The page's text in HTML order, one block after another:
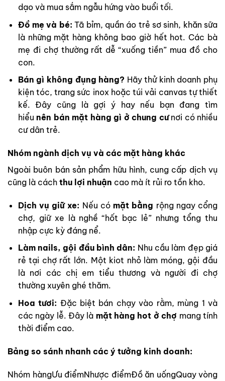
dạo và mua sắm ngẫu hứng vào buổi tối.
Đồ mẹ và bé: Tã bỉm, quần áo trẻ sơ sinh, khăn sữa
là những mặt hàng không bao giờ hết hot. Các bà
mẹ đi chợ thường rất dễ “xuống tiền” mua đồ cho
con.
Bán gì không đụng hàng? Hãy thử kinh doanh phụ
kiện tóc, trang sức inox hoặc túi vải canvas tự thiết
kế. Đây cũng là gợi ý hay nếu bạn đang tìm
hiểu nên bán mặt hàng gì ở chung cưnơi có nhiều
cư dân trẻ.
Nhóm ngành dịch vụ và các mặt hàng khác
Ngoài buôn bán sản phẩm hữu hình, cung cấp dịch vụ
cũng là cách thu lợi nhuận cao mà ít rủi ro tồn kho.
Dịch vụ giữ xe: Nếu có mặt bằng rộng ngay cổng
chợ, giữ xe là nghề “hốt bạc lẻ” nhưng tổng thu
nhập cực kỳ đáng nể.
Làm nails, gội đầu bình dân: Nhu cầu làm đẹp giá
rẻ tại chợ rất lớn. Một kiot nhỏ làm móng, gội đầu
là nơi các chị em tiểu thương và người đi chợ
thường xuyên ghé thăm.
Hoa tươi: Đặc biệt bán chạy vào rằm, mùng 1 và
các ngày lễ. Đây là mặt hàng hot ở chợ mang tính
thời điểm cao.
Bảng so sánh nhanh các ý tưởng kinh doanh:
Nhóm hàngƯu điểmNhược điểmĐồ ăn uốngQuay vòng